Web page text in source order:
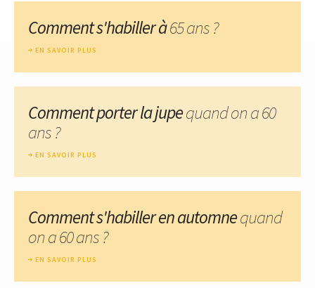
Comment s'habiller à65 ans ?
EN SAVOIR PLUS
Comment porter la jupequand on a 60
ans ?
EN SAVOIR PLUS
Comment s'habiller en automnequand
on a 60 ans ?
EN SAVOIR PLUS